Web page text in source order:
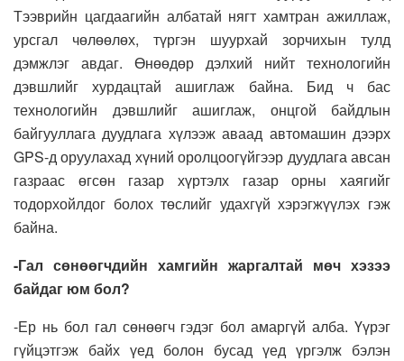
Тээврийн цагдаагийн албатай нягт хамтран ажиллаж,
урсгал чөлөөлөх, түргэн шуурхай зорчихын тулд
дэмжлэг авдаг. Өнөөдөр дэлхий нийт технологийн
дэвшлийг хурдацтай ашиглаж байна. Бид ч бас
технологийн дэвшлийг ашиглаж, онцгой байдлын
байгууллага дуудлага хүлээж аваад автомашин дээрх
GPS-д оруулахад хүний оролцоогүйгээр дуудлага авсан
газраас өгсөн газар хүртэлх газар орны хаягийг
тодорхойлдог болох төслийг удахгүй хэрэгжүүлэх гэж
байна.
-Гал сөнөөгчдийн хамгийн жаргалтай мөч хэзээ
байдаг юм бол?
-Ер нь бол гал сөнөөгч гэдэг бол амаргүй алба. Үүрэг
гүйцэтгэж байх үед болон бусад үед үргэлж бэлэн